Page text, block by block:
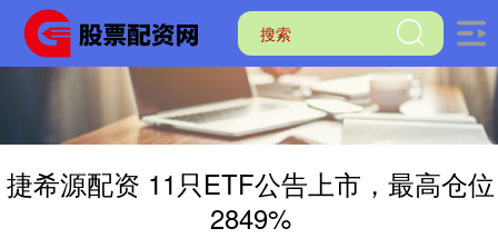
捷希源配资 11只ETF公告上市，最高仓位
2849%